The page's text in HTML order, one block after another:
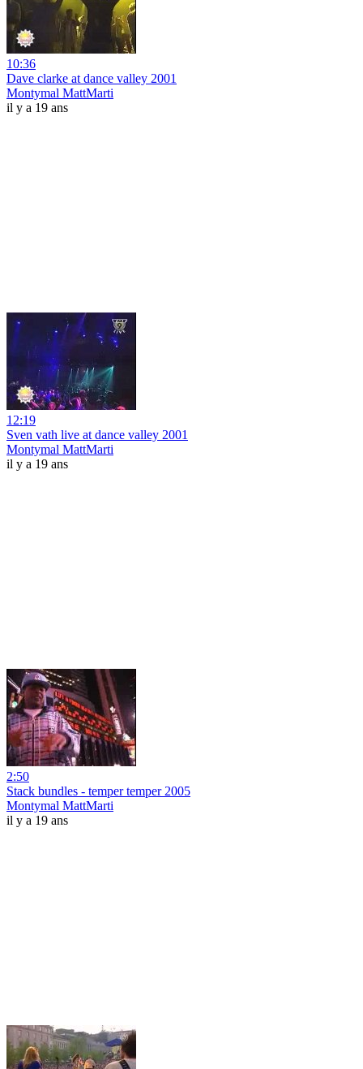
10:36
Dave clarke at dance valley 2001
Montymal MattMarti
il y a 19 ans
12:19
Sven vath live at dance valley 2001
Montymal MattMarti
il y a 19 ans
2:50
Stack bundles - temper temper 2005
Montymal MattMarti
il y a 19 ans